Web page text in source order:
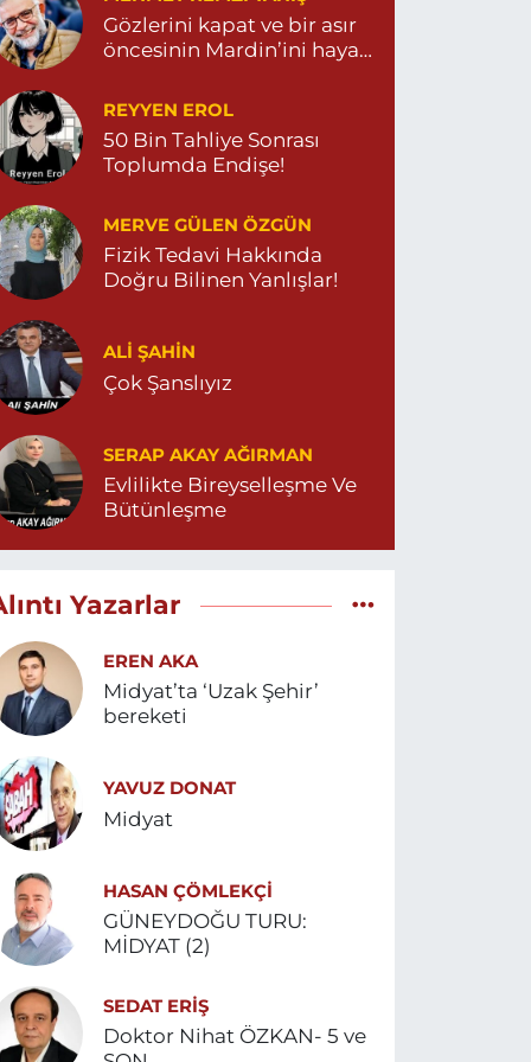
Gözlerini kapat ve bir asır
öncesinin Mardin’ini hayal
REYYEN EROL
50 Bin Tahliye Sonrası
Toplumda Endişe!
MERVE GÜLEN ÖZGÜN
Fizik Tedavi Hakkında
Doğru Bilinen Yanlışlar!
ALI ŞAHİN
Çok Şanslıyız
SERAP AKAY AĞIRMAN
Evlilikte Bireyselleşme Ve
Bütünleşme
Yazarlar
EREN AKA
Midyat’ta ‘Uzak Şehir’
bereketi
YAVUZ DONAT
Midyat
HASAN ÇÖMLEKÇİ
GÜNEYDOĞU TURU:
MİDYAT (2)
SEDAT ERİŞ
Doktor Nihat ÖZKAN- 5 ve